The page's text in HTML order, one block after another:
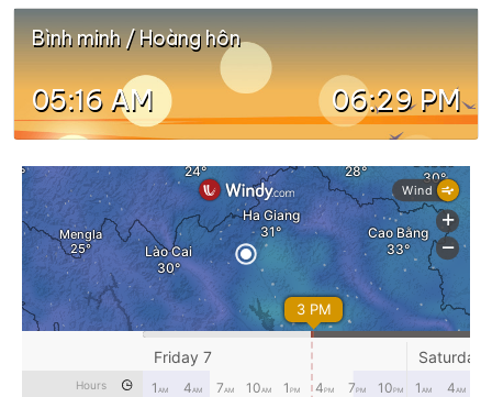
Bình minh / Hoàng hôn
05:16 AM 06:29 PM